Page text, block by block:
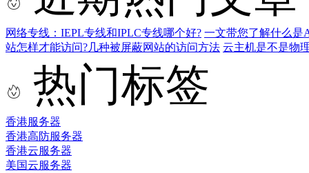
网络专线：IEPL专线和IPLC专线哪个好? 一文带您了解什么是
站怎样才能访问?几种被屏蔽网站的访问方法 云主机是不是物
热门标签
香港服务器
香港高防服务器
香港云服务器
美国云服务器